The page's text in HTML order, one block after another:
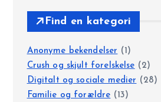
Find en kategori
Anonyme bekendelser (1)
Crush og skjult forelskelse (2)
Digitalt og sociale medier (28)
Familie og forældre (13)